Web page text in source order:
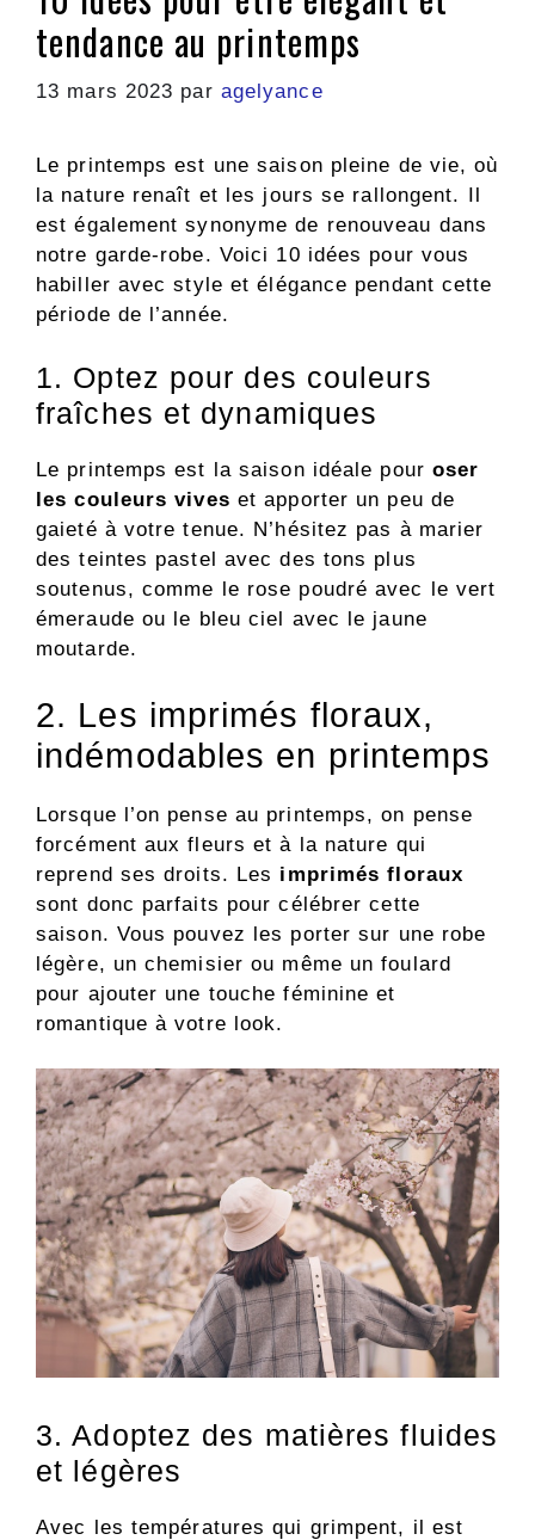
tendance au printemps
13 mars 2023 par agelyance
Le printemps est une saison pleine de vie, où
la nature renaît et les jours se rallongent. Il
est également synonyme de renouveau dans
notre garde-robe. Voici 10 idées pour vous
habiller avec style et élégance pendant cette
période de l’année.
1. Optez pour des couleurs
fraîches et dynamiques
Le printemps est la saison idéale pour oser
les couleurs vives et apporter un peu de
gaieté à votre tenue. N’hésitez pas à marier
des teintes pastel avec des tons plus
soutenus, comme le rose poudré avec le vert
émeraude ou le bleu ciel avec le jaune
moutarde.
2. Les imprimés floraux,
indémodables en printemps
Lorsque l’on pense au printemps, on pense
forcément aux fleurs et à la nature qui
reprend ses droits. Les imprimés floraux
sont donc parfaits pour célébrer cette
saison. Vous pouvez les porter sur une robe
légère, un chemisier ou même un foulard
pour ajouter une touche féminine et
romantique à votre look.
3. Adoptez des matières fluides
et légères
Avec les températures qui grimpent, il est